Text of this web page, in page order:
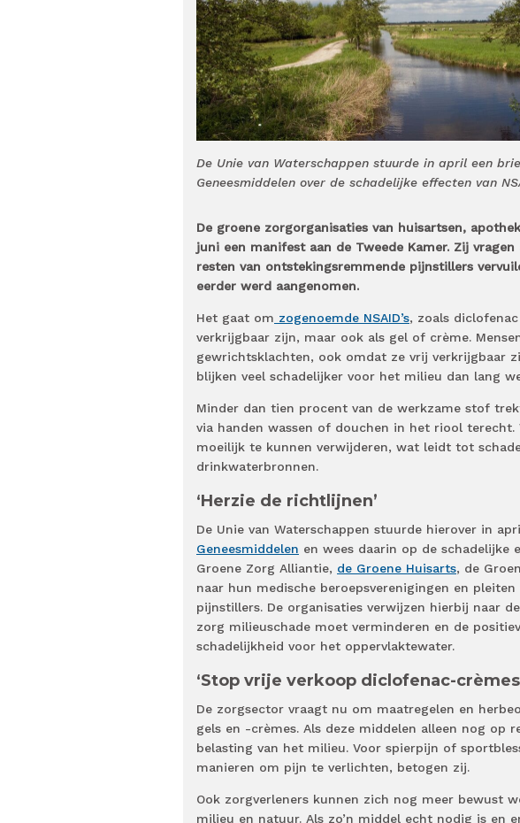
De Unie van Waterschappen stuurde in april een
Geneesmiddelen over de schadelijke effecten van
De groene zorgorganisaties van huisartsen,
juni een manifest aan de Tweede Kamer. Zij
resten van ontstekingsremmende pijnstillers
eerder werd aangenomen.
Het gaat om zogenoemde NSAID’s, zoals
verkrijgbaar zijn, maar ook als gel of crème.
gewrichtsklachten, ook omdat ze vrij verkrijgbaar
blijken veel schadelijker voor het milieu dan lang
Minder dan tien procent van de werkzame stof
via handen wassen of douchen in het riool
moeilijk te kunnen verwijderen, wat leidt tot
drinkwaterbronnen.
‘Herzie de richtlijnen’
De Unie van Waterschappen stuurde hierover in
Geneesmiddelen en wees daarin op de schadelijke
Groene Zorg Alliantie, de Groene Huisarts, de
naar hun medische beroepsverenigingen en
pijnstillers. De organisaties verwijzen hierbij naar de
zorg milieuschade moet verminderen en de
schadelijkheid voor het oppervlaktewater.
‘Stop vrije verkoop diclofenac-
De zorgsector vraagt nu om maatregelen en
gels en -crèmes. Als deze middelen alleen nog
belasting van het milieu. Voor spierpijn of
manieren om pijn te verlichten, betogen zij.
Ook zorgverleners kunnen zich nog meer bewust
milieu en natuur. Als zo’n middel echt nodig is en